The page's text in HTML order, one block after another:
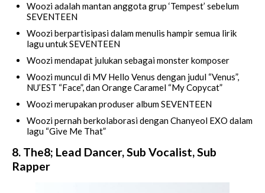
Woozi adalah mantan anggota grup ‘Tempest’ sebelum
SEVENTEEN
Woozi berpartisipasi dalam menulis hampir semua lirik
lagu untuk SEVENTEEN
Woozi mendapat julukan sebagai monster komposer
Woozi muncul di MV Hello Venus dengan judul “Venus”,
NU’EST “Face”, dan Orange Caramel “My Copycat”
Woozi merupakan produser album SEVENTEEN
Woozi pernah berkolaborasi dengan Chanyeol EXO dalam
lagu “Give Me That”
8. The8; Lead Dancer, Sub Vocalist, Sub
Rapper